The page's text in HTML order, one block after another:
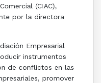
(CIAC),
por la directora
Empresarial
instrumentos
de conflictos en las
promover